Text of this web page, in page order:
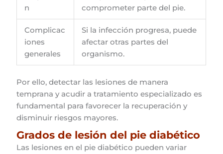
n
comprometer parte del pie.
Complicac
iones
generales
Si la infección progresa, puede
afectar otras partes del
organismo.
Por ello, detectar las lesiones de manera
temprana y acudir a tratamiento especializado es
fundamental para favorecer la recuperación y
disminuir riesgos mayores.
Grados de lesión del pie diabético
Las lesiones en el pie diabético pueden variar